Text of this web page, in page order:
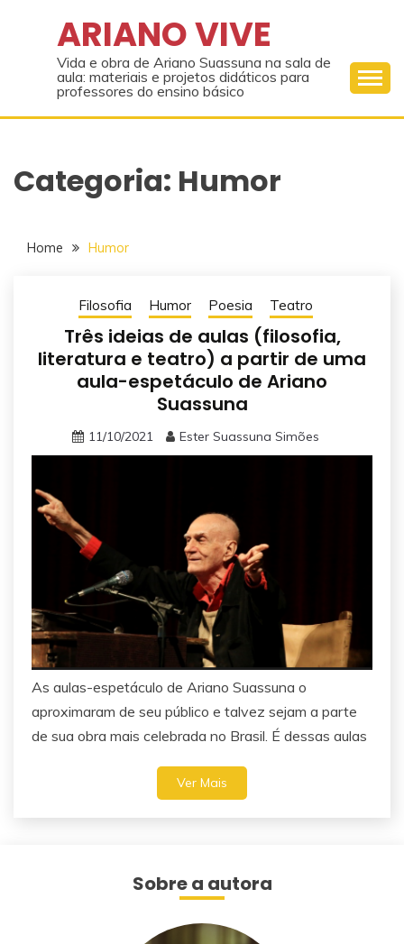
ARIANO VIVE
Vida e obra de Ariano Suassuna na sala de
aula: materiais e projetos didáticos para
professores do ensino básico
Categoria: Humor
Home Humor
Filosofia Humor Poesia Teatro
Três ideias de aulas (filosofia,
literatura e teatro) a partir de uma
aula-espetáculo de Ariano
Suassuna
11/10/2021 Ester Suassuna Simões
As aulas-espetáculo de Ariano Suassuna o
aproximaram de seu público e talvez sejam a parte
de sua obra mais celebrada no Brasil. É dessas aulas
Ver Mais
Sobre a autora